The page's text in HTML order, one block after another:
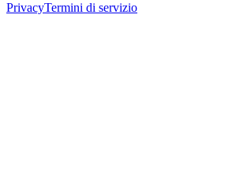
PrivacyTermini di servizio